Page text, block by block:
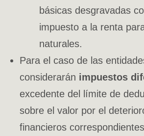
básicas desgravadas
impuesto a la renta
naturales.
Para el caso de las
considerarán impuestos
excedente del límite de
sobre el valor por el
financieros